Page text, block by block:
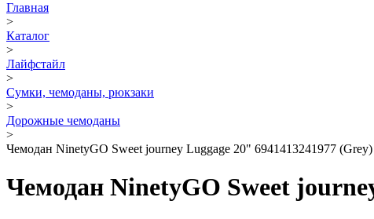
Главная
>
Каталог
>
Лайфстайл
>
Сумки, чемоданы, рюкзаки
>
Дорожные чемоданы
>
Чемодан NinetyGO Sweet journey Luggage 20" 6941413241977 (Grey)
Чемодан NinetyGO Sweet